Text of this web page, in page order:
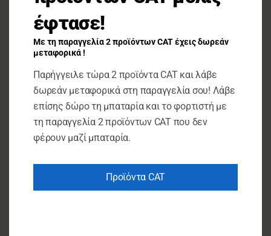
Happy Dog – Sensible Pure – Pure Duck 400g
€3.50
ΠΡΟΣΘΉΚΗ ΣΤΟ ΚΑΛΆΘΙ
έφτασε!
Με τη παραγγελία 2 προϊόντων CAT έχεις δωρεάν
μεταφορικά !
Παρήγγειλε τώρα 2 προϊόντα CAT και λάβε
δωρεάν μεταφορικά στη παραγγελία σου! Λάβε
επίσης δώρο τη μπαταρία και το φορτιστή με
τη παραγγελία 2 προϊόντων CAT που δεν
φέρουν μαζί μπαταρία.
Προϊόντα CAT